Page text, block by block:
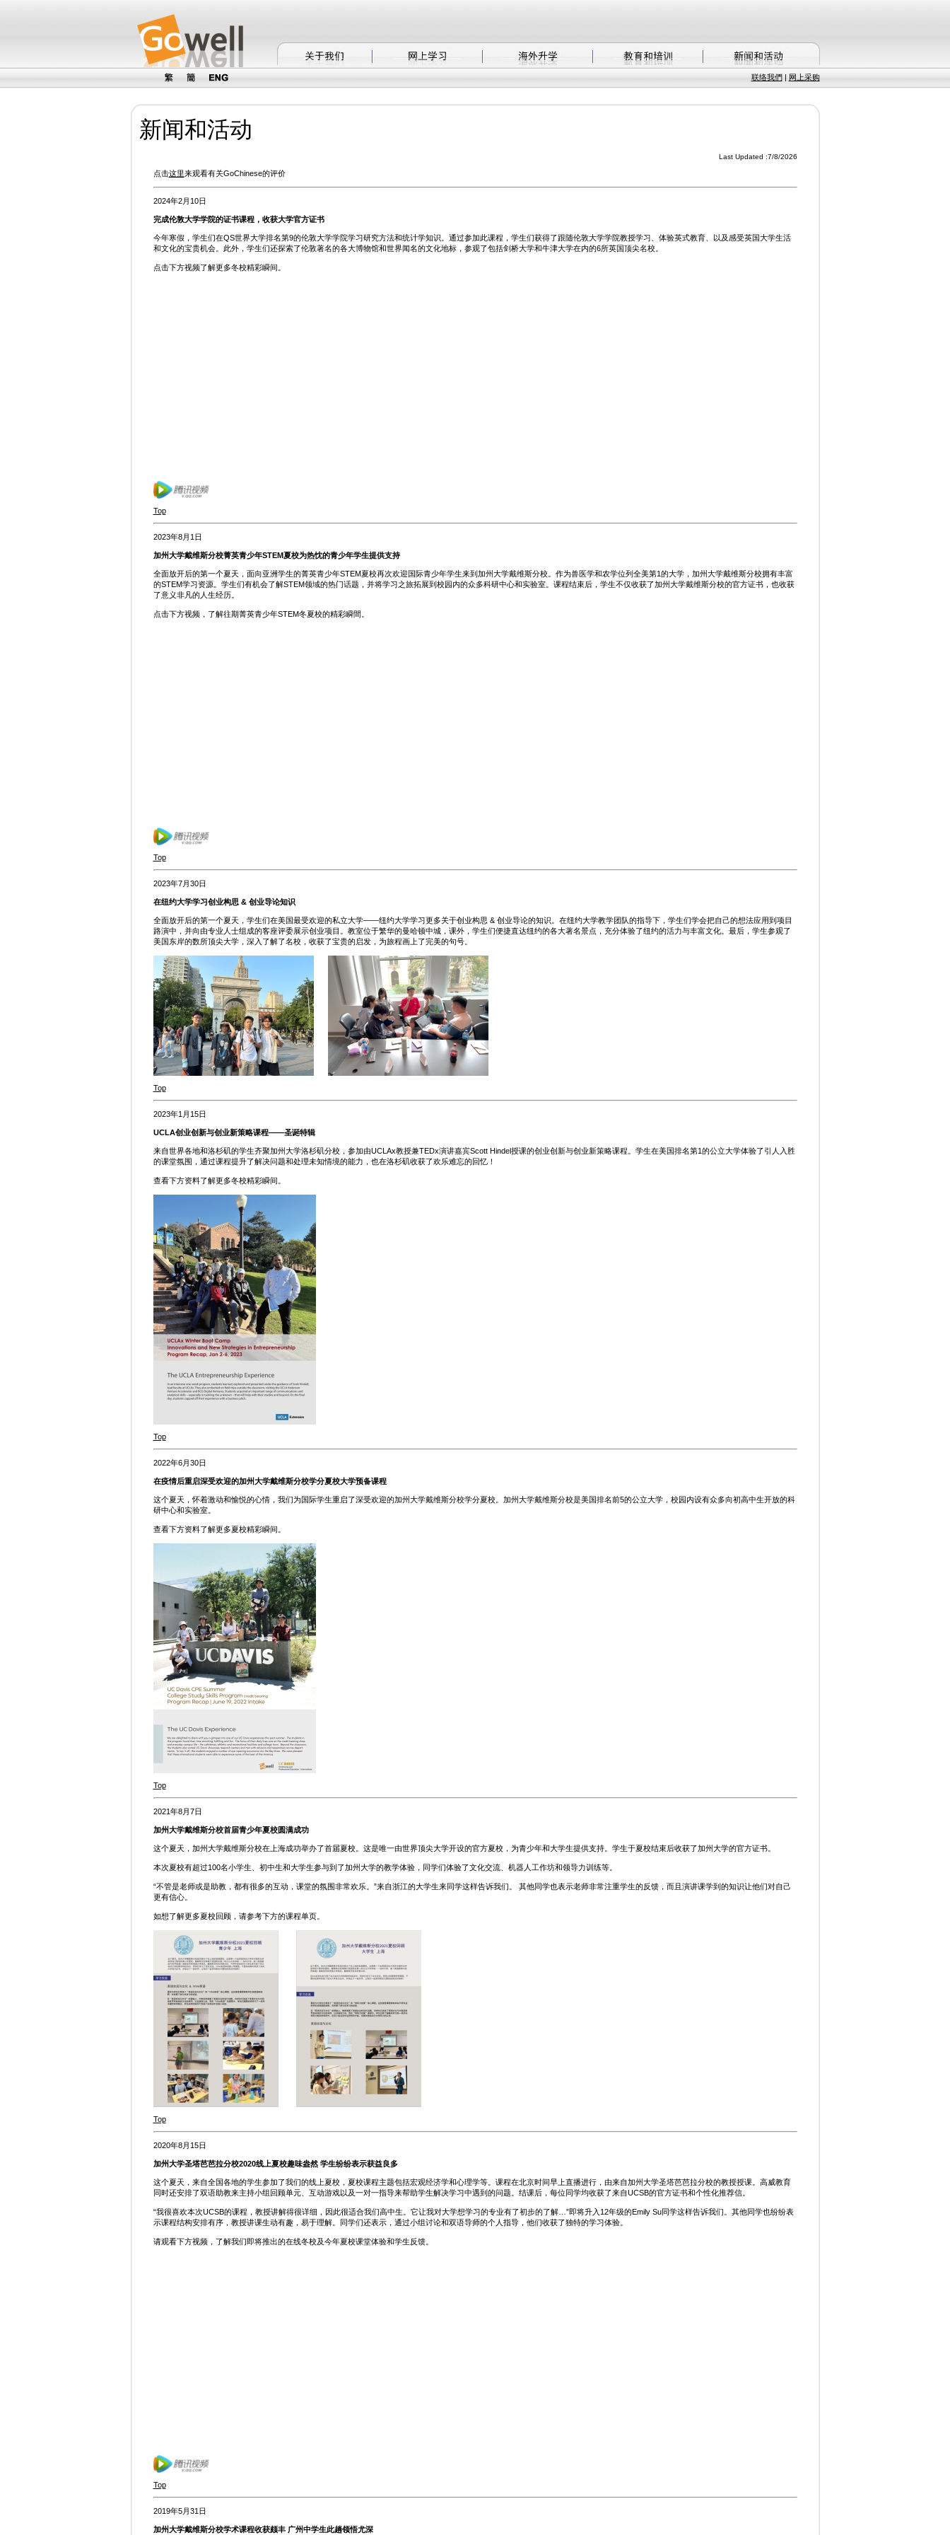
联络我們| 网上采购
新闻和活动
Last Updated :7/8/2026
点击这里来观看有关GoChinese的评价
2024年2月10日
完成伦敦大学学院的证书课程，收获大学官方证书
今年寒假，学生们在QS世界大学排名第9的伦敦大学学院学习研究方法和统计学知识。通过参加此课程，学生们获得了跟随伦敦大学学院教授学习、体验英式教育、以及感受英国大学生活
和文化的宝贵机会。此外，学生们还探索了伦敦著名的各大博物馆和世界闻名的文化地标，参观了包括剑桥大学和牛津大学在内的6所英国顶尖名校。
点击下方视频了解更多冬校精彩瞬间。
Top
2023年8月1日
加州大学戴维斯分校菁英青少年STEM夏校为热忱的青少年学生提供支持
全面放开后的第一个夏天，面向亚洲学生的菁英青少年STEM夏校再次欢迎国际青少年学生来到加州大学戴维斯分校。作为兽医学和农学位列全美第1的大学，加州大学戴维斯分校拥有丰富
的STEM学习资源。学生们有机会了解STEM领域的热门话题，并将学习之旅拓展到校园内的众多科研中心和实验室。课程结束后，学生不仅收获了加州大学戴维斯分校的官方证书，也收获
了意义非凡的人生经历。
点击下方视频，了解往期菁英青少年STEM冬夏校的精彩瞬間。
Top
2023年7月30日
在纽约大学学习创业构思 & 创业导论知识
全面放开后的第一个夏天，学生们在美国最受欢迎的私立大学——纽约大学学习更多关于创业构思 & 创业导论的知识。在纽约大学教学团队的指导下，学生们学会把自己的想法应用到项目
路演中，并向由专业人士组成的客座评委展示创业项目。教室位于繁华的曼哈顿中城，课外，学生们便捷直达纽约的各大著名景点，充分体验了纽约的活力与丰富文化。最后，学生参观了
美国东岸的数所顶尖大学，深入了解了名校，收获了宝贵的启发，为旅程画上了完美的句号。
Top
2023年1月15日
UCLA创业创新与创业新策略课程——圣诞特辑
来自世界各地和洛杉矶的学生齐聚加州大学洛杉矶分校，参加由UCLAx教授兼TEDx演讲嘉宾Scott Hindel授课的创业创新与创业新策略课程。学生在美国排名第1的公立大学体验了引人入胜
的课堂氛围，通过课程提升了解决问题和处理未知情境的能力，也在洛杉矶收获了欢乐难忘的回忆！
查看下方资料了解更多冬校精彩瞬间。
Top
2022年6月30日
在疫情后重启深受欢迎的加州大学戴维斯分校学分夏校大学预备课程
这个夏天，怀着激动和愉悦的心情，我们为国际学生重启了深受欢迎的加州大学戴维斯分校学分夏校。加州大学戴维斯分校是美国排名前5的公立大学，校园内设有众多向初高中生开放的科
研中心和实验室。
查看下方资料了解更多夏校精彩瞬间。
Top
2021年8月7日
加州大学戴维斯分校首届青少年夏校圆满成功
这个夏天，加州大学戴维斯分校在上海成功举办了首届夏校。这是唯一由世界顶尖大学开设的官方夏校，为青少年和大学生提供支持。学生于夏校结束后收获了加州大学的官方证书。
本次夏校有超过100名小学生、初中生和大学生参与到了加州大学的教学体验，同学们体验了文化交流、机器人工作坊和领导力训练等。
“不管是老师或是助教，都有很多的互动，课堂的氛围非常欢乐。”来自浙江的大学生来同学这样告诉我们。 其他同学也表示老师非常注重学生的反馈，而且演讲课学到的知识让他们对自己
更有信心。
如想了解更多夏校回顾，请参考下方的课程单页。
Top
2020年8月15日
加州大学圣塔芭芭拉分校2020线上夏校趣味盎然 学生纷纷表示获益良多
这个夏天，来自全国各地的学生参加了我们的线上夏校，夏校课程主题包括宏观经济学和心理学等。课程在北京时间早上直播进行，由来自加州大学圣塔芭芭拉分校的教授授课。高威教育
同时还安排了双语助教来主持小组回顾单元、互动游戏以及一对一指导来帮助学生解决学习中遇到的问题。结课后，每位同学均收获了来自UCSB的官方证书和个性化推荐信。
“我很喜欢本次UCSB的课程，教授讲解得很详细，因此很适合我们高中生。它让我对大学想学习的专业有了初步的了解…”即将升入12年级的Emily Su同学这样告诉我们。其他同学也纷纷表
示课程结构安排有序，教授讲课生动有趣，易于理解。同学们还表示，通过小组讨论和双语导师的个人指导，他们收获了独特的学习体验。
请观看下方视频，了解我们即将推出的在线冬校及今年夏校课堂体验和学生反馈。
Top
2019年5月31日
加州大学戴维斯分校学术课程收获颇丰 广州中学生此趟领悟尤深